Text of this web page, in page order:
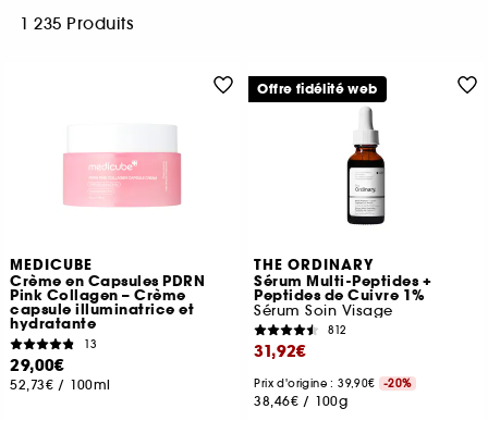
1 235 Produits
MEDICUBE
Crème en Capsules PDRN
Pink Collagen – Crème
capsule illuminatrice et
hydratante
13
29,00€
52,73€ / 100ml
THE ORDINARY
Sérum Multi-Peptides +
Peptides de Cuivre 1%
Sérum Soin Visage
812
31,92€
Prix d'origine : 39,90€ -20%
38,46€ / 100g
Offre fidélité web